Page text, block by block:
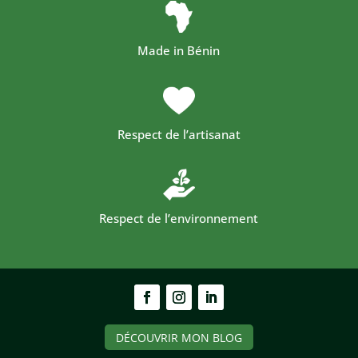
Made in Bénin
Respect de l’artisanat
Respect de l’environnement
DÉCOUVRIR MON BLOG